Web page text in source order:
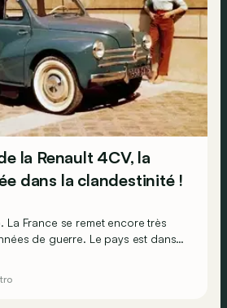
la Renault 4CV, la
dans la clandestinité !
La France se remet encore très
de guerre. Le pays est dans
il y a la promesse de